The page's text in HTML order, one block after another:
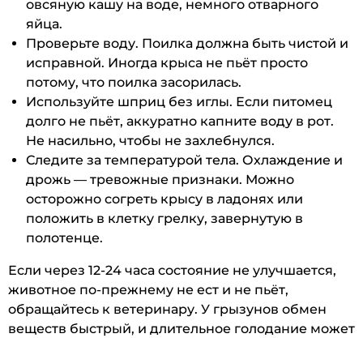
овсяную кашу на воде, немного отварного
яйца.
Проверьте воду. Поилка должна быть чистой и
исправной. Иногда крыса не пьёт просто
потому, что поилка засорилась.
Используйте шприц без иглы. Если питомец
долго не пьёт, аккуратно капните воду в рот.
Не насильно, чтобы не захлебнулся.
Следите за температурой тела. Охлаждение и
дрожь — тревожные признаки. Можно
осторожно согреть крысу в ладонях или
положить в клетку грелку, завернутую в
полотенце.
Если через 12-24 часа состояние не улучшается,
животное по-прежнему не ест и не пьёт,
обращайтесь к ветеринару. У грызунов обмен
веществ быстрый, и длительное голодание может